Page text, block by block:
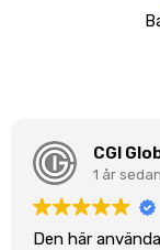
CGI
1 år sedan
Den här